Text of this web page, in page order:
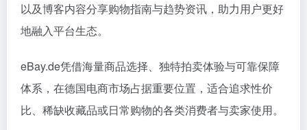
以及博客内容分享购物指南与趋势资讯，助力用户更好
地融入平台生态。
eBay.de凭借海量商品选择、独特拍卖体验与可靠保障
体系，在德国电商市场占据重要位置，适合追求性价
比、稀缺收藏品或日常购物的各类消费者与卖家使用。